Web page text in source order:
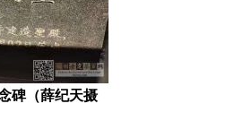
碑（薛纪天摄